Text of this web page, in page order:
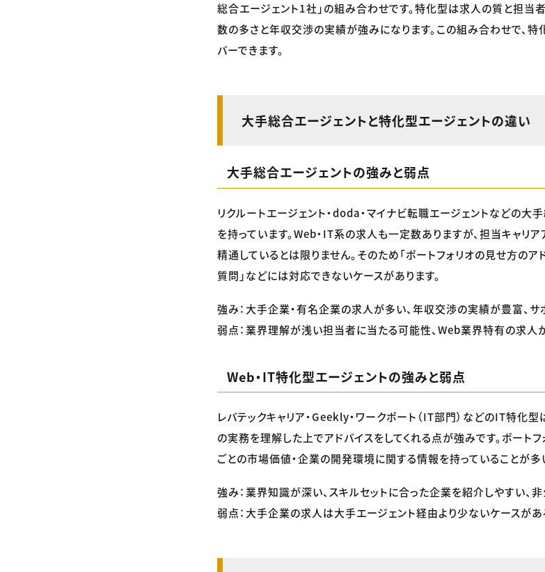
総合エージェント1社」の組み合わせです。特化型は求人の質と担当
数の多さと年収交渉の実績が強みになります。この組み合わせで、
バーできます。
大手総合エージェントと特化型エージェントの違い
大手総合エージェントの強みと弱点
リクルートエージェント・doda・マイナビ転職エージェントなどの
を持っています。Web・IT系の求人も一定数ありますが、担当キャリ
精通しているとは限りません。そのため「ポートフォリオの見せ方の
質問」などには対応できないケースがあります。
強み：大手企業・有名企業の求人が多い、年収交渉の実績が豊富、サ
弱点：業界理解が浅い担当者に当たる可能性、Web業界特有の求人
Web・IT特化型エージェントの強みと弱点
レバテックキャリア・Geekly・ワークポート（IT部門）などのIT特化
の実務を理解した上でアドバイスをしてくれる点が強みです。ポートフ
ごとの市場価値・企業の開発環境に関する情報を持っていることが多
強み：業界知識が深い、スキルセットに合った企業を紹介しやすい、
弱点：大手企業の求人は大手エージェント経由より少ないケースがあ